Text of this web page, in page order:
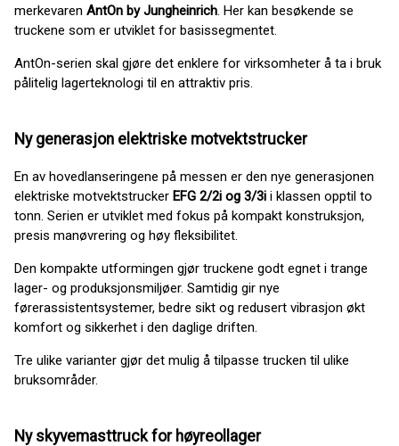
merkevaren AntOn by Jungheinrich. Her kan besøkende se
truckene som er utviklet for basissegmentet.
AntOn-serien skal gjøre det enklere for virksomheter å ta i bruk
pålitelig lagerteknologi til en attraktiv pris.
Ny generasjon elektriske motvektstrucker
En av hovedlanseringene på messen er den nye generasjonen
elektriske motvektstrucker EFG 2/2i og 3/3i i klassen opptil to
tonn. Serien er utviklet med fokus på kompakt konstruksjon,
presis manøvrering og høy fleksibilitet.
Den kompakte utformingen gjør truckene godt egnet i trange
lager- og produksjonsmiljøer. Samtidig gir nye
førerassistentsystemer, bedre sikt og redusert vibrasjon økt
komfort og sikkerhet i den daglige driften.
Tre ulike varianter gjør det mulig å tilpasse trucken til ulike
bruksområder.
Ny skyvemasttruck for høyreollager